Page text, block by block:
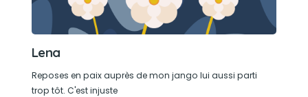
Lena
Reposes en paix auprès de mon jango lui aussi parti
trop tôt. C'est injuste